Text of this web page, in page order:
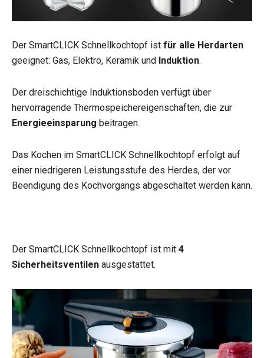
Der SmartCLICK Schnellkochtopf ist für alle Herdarten
geeignet: Gas, Elektro, Keramik und Induktion.
Der dreischichtige Induktionsboden verfügt über
hervorragende Thermospeichereigenschaften, die zur
Energieeinsparung beitragen.
Das Kochen im SmartCLICK Schnellkochtopf erfolgt auf
einer niedrigeren Leistungsstufe des Herdes, der vor
Beendigung des Kochvorgangs abgeschaltet werden kann.
Der SmartCLICK Schnellkochtopf ist mit 4
Sicherheitsventilen ausgestattet.